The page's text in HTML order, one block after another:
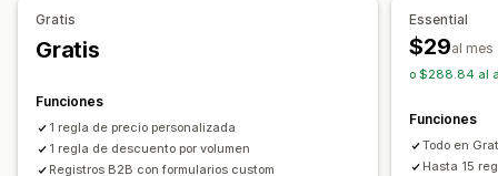
Procesamiento masivo
Límites de pedido
Informes y estadísticas
Gratis
Gratis
Funciones
1 regla de precio personalizada
1 regla de descuento por volumen
Registros B2B con formularios custom
Essential
$29al mes
o $288.84 al
Funciones
Todo en
Hasta 15